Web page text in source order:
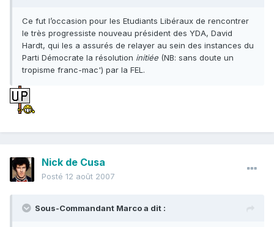
Ce fut l’occasion pour les Etudiants Libéraux de rencontrer
le très progressiste nouveau président des YDA, David
Hardt, qui les a assurés de relayer au sein des instances du
Parti Démocrate la résolution initiée (NB: sans doute un
tropisme franc-mac') par la FEL.
Nick de Cusa
Posté 12 août 2007
Sous-Commandant Marco a dit :